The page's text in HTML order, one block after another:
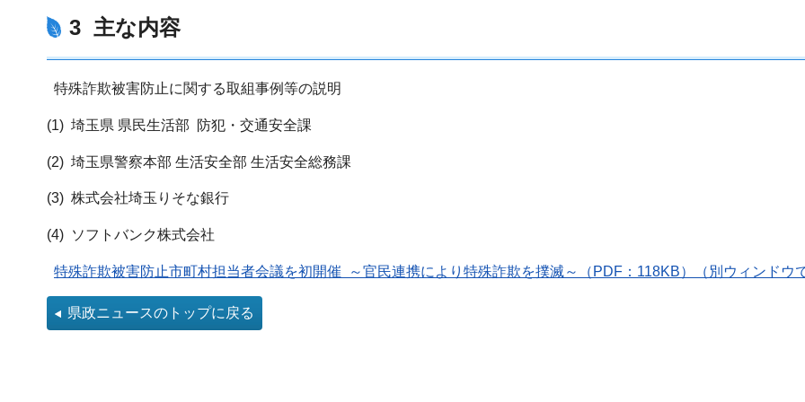
3 主な内容
特殊詐欺被害防止に関する取組事例等の説明
(1) 埼玉県 県民生活部 防犯・交通安全課
(2) 埼玉県警察本部 生活安全部 生活安全総務課
(3) 株式会社埼玉りそな銀行
(4) ソフトバンク株式会社
特殊詐欺被害防止市町村担当者会議を初開催 ～官民連携により特殊詐欺を撲滅～（PDF：118KB）（別ウィンドウ
県政ニュースのトップに戻る